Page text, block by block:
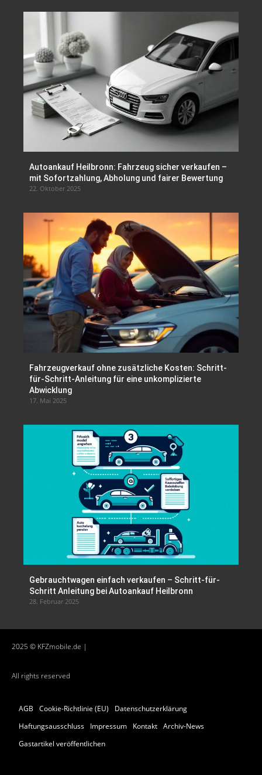
Autoankauf Heilbronn: Fahrzeug sicher verkaufen –
mit Sofortzahlung, Abholung und fairer Bewertung
22. Oktober 2025
Fahrzeugverkauf ohne zusätzliche Kosten: Schritt-
für-Schritt-Anleitung für eine unkomplizierte
Abwicklung
17. Mai 2025
Gebrauchtwagen einfach verkaufen – Schritt-für-
Schritt Anleitung bei Autoankauf Heilbronn
28. Februar 2025
2025 © KFZmobile.de |
All rights reserved
AGB Cookie-Richtlinie (EU)
Datenschutzerklärung
Haftungsausschluss
Impressum Kontakt Archiv-News
Gastartikel veröffentlichen